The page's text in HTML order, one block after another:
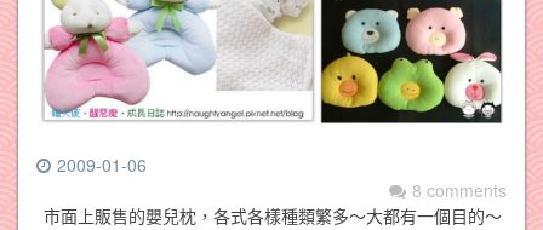
2009-01-06
8 comments
市面上販售的嬰兒枕，各式各樣種類繁多～大都有一個目的～